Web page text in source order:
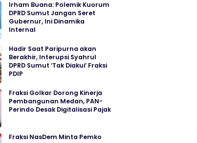
Irham Buana: Polemik Kuorum
DPRD Sumut Jangan Seret
Gubernur, Ini Dinamika
Internal
Hadir Saat Paripurna akan
Berakhir, Interupsi Syahrul
DPRD Sumut ‘Tak Diakui’ Fraksi
PDIP
Fraksi Golkar Dorong Kinerja
Pembangunan Medan, PAN-
Perindo Desak Digitalisasi Pajak
Fraksi NasDem Minta Pemko